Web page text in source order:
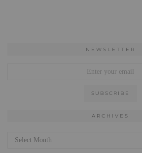
NEWSLETTER
ARCHIVES